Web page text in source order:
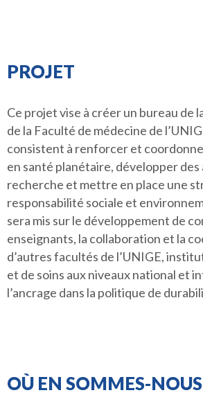
PROJET
Ce projet vise à créer un bureau de
de la Faculté de médecine de
consistent à renforcer et
en santé planétaire, développer
recherche et mettre en place une
responsabilité sociale et
sera mis sur le développement de
enseignants, la collaboration et la
d’autres facultés de l’UNIGE,
et de soins aux niveaux national et
l’ancrage dans la politique de
OÙ EN SOMMES-